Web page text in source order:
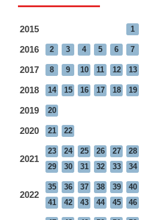
2015 1
2016 2 3 4 5 6 7
2017 8 9 10 11 12 13
2018 14 15 16 17 18 19
2019 20
2020 21 22
2021
23 24 25 26 27
28
29
30 31 32 33 34
2022
35 36 37 38 39
40
41
42 43 44 45 46